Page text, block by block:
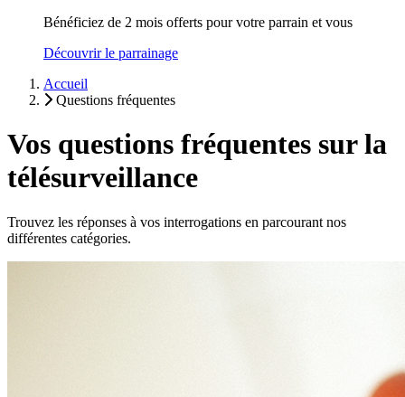
Bénéficiez de 2 mois offerts pour votre parrain et vous
Découvrir le parrainage
Accueil
Questions fréquentes
Vos questions fréquentes sur la
télésurveillance
Trouvez les réponses à vos interrogations en parcourant nos
différentes catégories.